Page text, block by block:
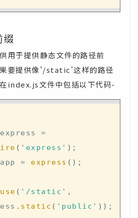
缀
用于提供静态文件的路径前
要提供像'/static'这样的路径
index.js文件中包括以下代码-
=
( 'express' ) ;
= express ( ) ;
use ( '/static' ,
. static ( 'public' ) ) ;